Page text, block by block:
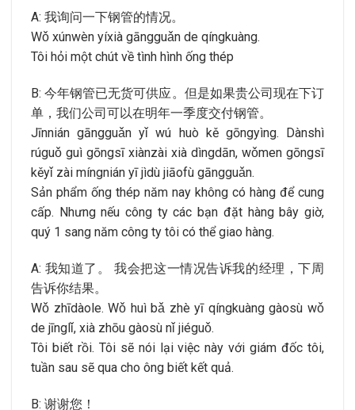
A: 我询问一下钢管的情况。
Wǒ xúnwèn yíxià gāngguǎn de qíngkuàng.
Tôi hỏi một chút về tình hình ống thép
B: 今年钢管已无货可供应。但是如果贵公司现在下订
单，我们公司可以在明年一季度交付钢管。
Jīnnián gāngguǎn yǐ wú huò kě gōngyìng. Dànshì
rúguǒ guì gōngsī xiànzài xià dìngdān, wǒmen gōngsī
kěyǐ zài míngnián yī jìdù jiāofù gāngguǎn.
Sản phẩm ống thép năm nay không có hàng để cung
cấp. Nhưng nếu công ty các bạn đặt hàng bây giờ,
quý 1 sang năm công ty tôi có thể giao hàng.
A: 我知道了。 我会把这一情况告诉我的经理，下周
告诉你结果。
Wǒ zhīdàole. Wǒ huì bǎ zhè yī qíngkuàng gàosù wǒ
de jīnglǐ, xià zhōu gàosù nǐ jiéguǒ.
Tôi biết rồi. Tôi sẽ nói lại việc này với giám đốc tôi,
tuần sau sẽ qua cho ông biết kết quả.
B: 谢谢您！